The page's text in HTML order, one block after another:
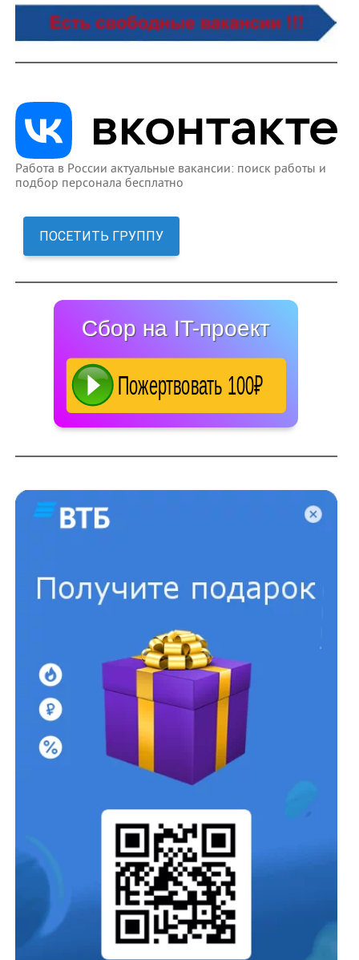
Работа в России актуальные вакансии: поиск работы и
подбор персонала бесплатно
ПОСЕТИТЬ ГРУППУ
Сбор на IT-проект